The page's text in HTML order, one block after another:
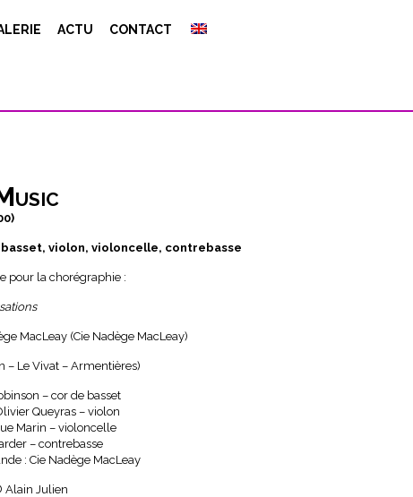
ACTU CONTACT
violon, violoncelle, contrebasse
pour la chorégraphie :
MacLeay (Cie Nadège MacLeay)
– Le Vivat – Armentières)
– cor de basset
Queyras – violon
Marin – violoncelle
– contrebasse
: Cie Nadège MacLeay
Alain Julien